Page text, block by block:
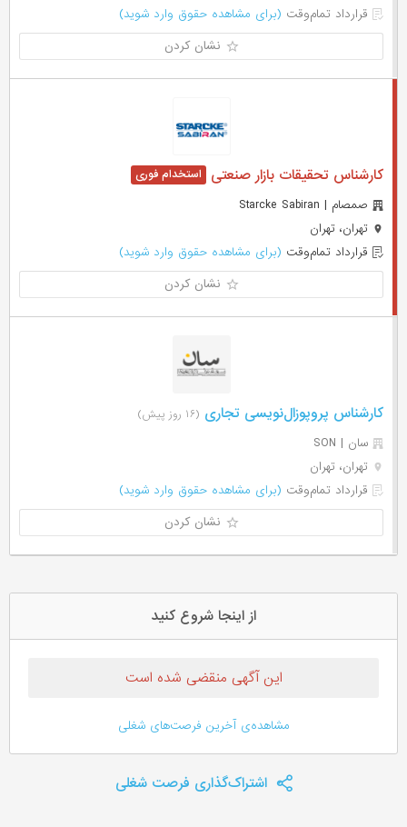
قرارداد تمام‌وقت (برای مشاهده حقوق وارد شوید)
نشان کردن
کارشناس تحقیقات بازار صنعتی
صمصام | Starcke Sabiran
تهران، تهران
قرارداد تمام‌وقت (برای مشاهده حقوق وارد شوید)
نشان کردن
کارشناس پروپوزال‌نویسی تجاری (۱۶ روز پیش)
سان | SON
تهران، تهران
قرارداد تمام‌وقت (برای مشاهده حقوق وارد شوید)
نشان کردن
از اینجا شروع کنید
این آگهی منقضی شده است
مشاهده‌ی آخرین فرصت‌های شغلی
اشتراک‌گذاری فرصت شغلی